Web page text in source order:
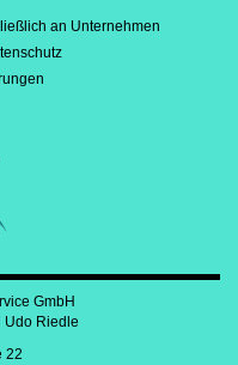
an Unternehmen
GmbH
Udo Riedle
22